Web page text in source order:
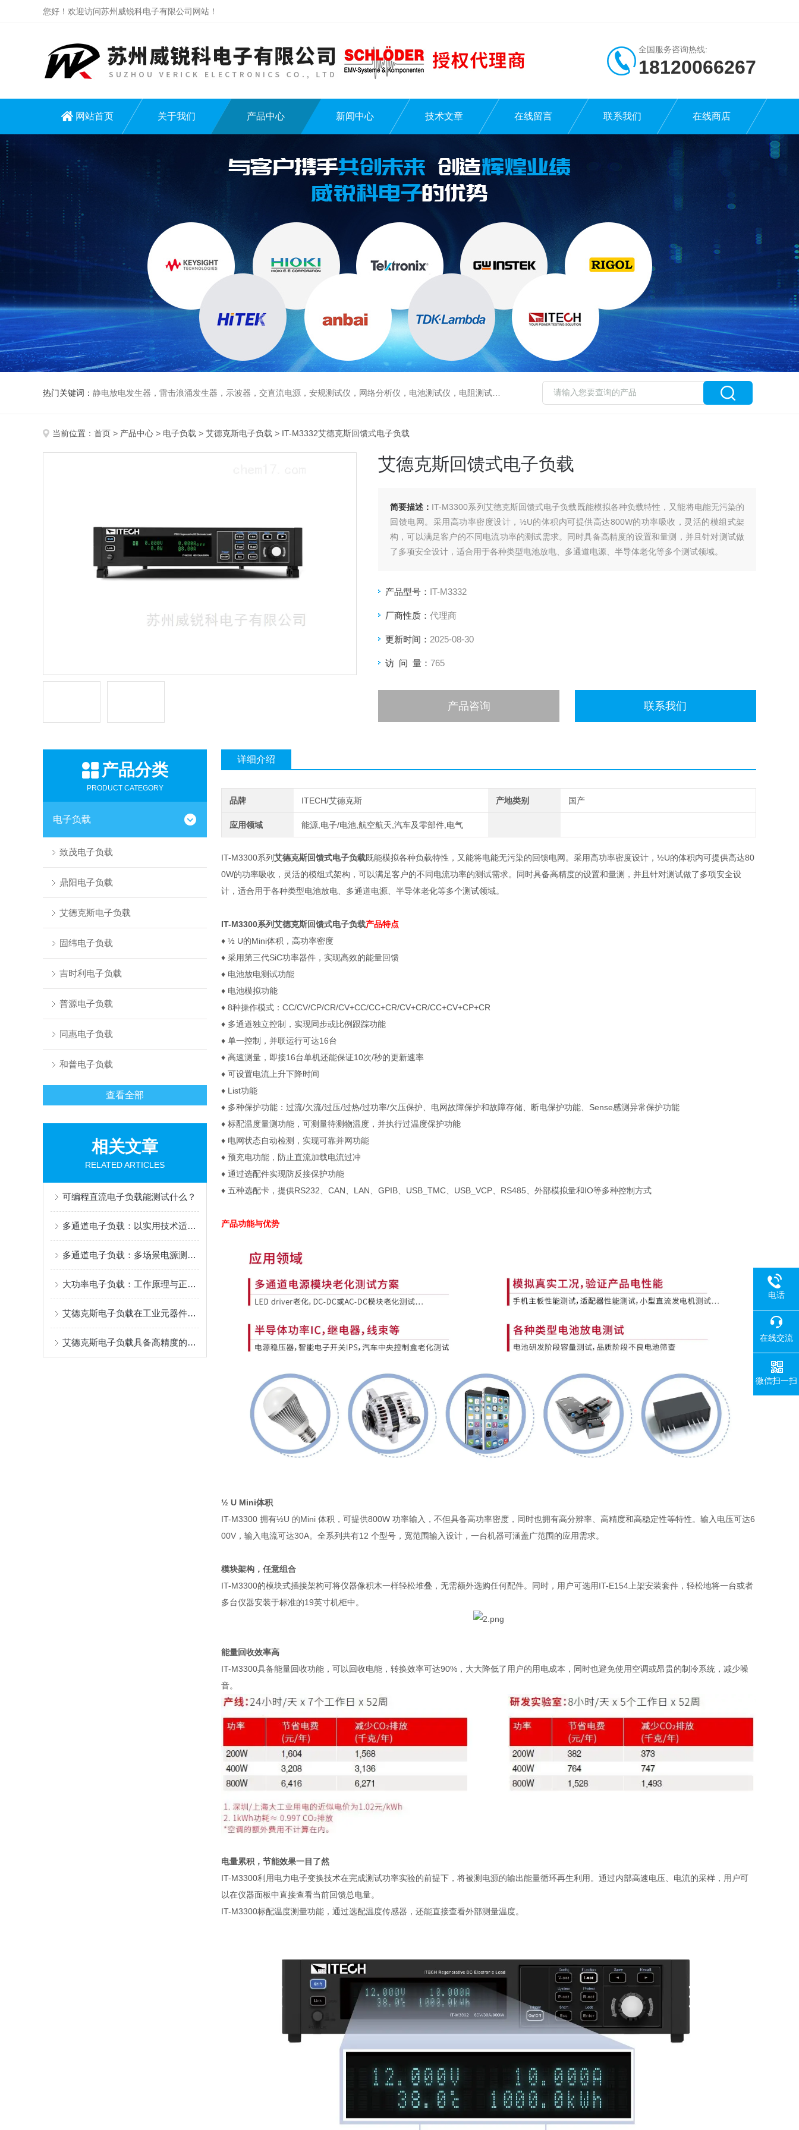
您好！欢迎访问苏州威锐科电子有限公司网站！
全国服务咨询热线:
18120066267
网站首页 关于我们 产品中心 新闻中心 技术文章 在线留言 联系我们 在线商店
热门关键词： 静电放电发生器，雷击浪涌发生器，示波器，交直流电源，安规测试仪，网络分析仪，电池测试仪，电阻测试仪，数据采集仪
当前位置： 首页 > 产品中心 > 电子负载 > 艾德克斯电子负载 > IT-M3332艾德克斯回馈式电子负载
艾德克斯回馈式电子负载
简要描述： IT-M3300系列艾德克斯回馈式电子负载既能模拟各种负载特性，又能将电能无污染的
回馈电网。采用高功率密度设计，½U的体积内可提供高达800W的功率吸收，灵活的模组式架
构，可以满足客户的不同电流功率的测试需求。同时具备高精度的设置和量测，并且针对测试做
了多项安全设计，适合用于各种类型电池放电、多通道电源、半导体老化等多个测试领域。
产品型号： IT-M3332
厂商性质： 代理商
更新时间： 2025-08-30
访 问 量： 765
产品咨询 联系我们
产品分类
PRODUCT CATEGORY
电子负载
致茂电子负载
鼎阳电子负载
艾德克斯电子负载
固纬电子负载
吉时利电子负载
普源电子负载
同惠电子负载
和普电子负载
查看全部
相关文章
RELATED ARTICLES
可编程直流电子负载能测试什么？
多通道电子负载：以实用技术适配多元测试需求
多通道电子负载：多场景电源测试的效率“加速器”
大功率电子负载：工作原理与正确使用指南
艾德克斯电子负载在工业元器件、老化测试等领域中的用途
艾德克斯电子负载具备高精度的输出和量测
详细介绍
品牌 ITECH/艾德克斯 产地类别 国产
应用领域 能源,电子/电池,航空航天,汽车及零部件,电气
IT-M3300系列艾德克斯回馈式电子负载既能模拟各种负载特性，又能将电能无污染的回馈电网。采用高功率密度设计，½U的体积内可提供高达80
0W的功率吸收，灵活的模组式架构，可以满足客户的不同电流功率的测试需求。同时具备高精度的设置和量测，并且针对测试做了多项安全设
计，适合用于各种类型电池放电、多通道电源、半导体老化等多个测试领域。
IT-M3300系列艾德克斯回馈式电子负载产品特点
♦ ½ U的Mini体积，高功率密度
♦ 采用第三代SiC功率器件，实现高效的能量回馈
♦ 电池放电测试功能
♦ 电池模拟功能
♦ 8种操作模式： CC/CV/CP/CR/CV+CC/CC+CR/CV+CR/CC+CV+CP+CR
♦ 多通道独立控制，实现同步或比例跟踪功能
♦ 单一控制，并联运行可达16台
♦ 高速测量，即接16台单机还能保证10次/秒的更新速率
♦ 可设置电流上升下降时间
♦ List功能
♦ 多种保护功能：过流/欠流/过压/过热/过功率/欠压保护、电网故障保护和故障存储、断电保护功能、 Sense感测异常保护功能
♦ 标配温度量测功能，可测量待测物温度，并执行过温度保护功能
♦ 电网状态自动检测，实现可靠并网功能
♦ 预充电功能，防止直流加载电流过冲
♦ 通过选配件实现防反接保护功能
♦ 五种选配卡，提供RS232 CAN LAN GPIB USB_TMC USB_VCP RS485 、外部模拟量和IO等多种控制方式
产品功能与优势
½ U Mini体积
IT-M3300 拥有½U 的Mini 体积，可提供800W 功率输入，不但具备高功率密度，同时也拥有高分辨率、高精度和高稳定性等特性。输入电压可达6
00V ，输入电流可达30A。全系列共有12 个型号，宽范围输入设计，一台机器可涵盖广范围的应用需求。
模块架构，任意组合
IT-M3300的模块式插接架构可将仪器像积木一样轻松堆叠，无需额外选购任何配件。同时，用户可选用IT-E154 上架安装套件，轻松地将一台或者
多台仪器安装于标准的19英寸机柜中。
能量回收效率高
IT-M3300具备能量回收功能，可以回收电能，转换效率可达90% ，大大降低了用户的用电成本，同时也避免使用空调或昂贵的制冷系统，减少噪
音。
电量累积，节能效果一目了然
IT-M3300利用电力电子变换技术在完成测试功率实验的前提下，将被测电源的输出能量循环再生利用。通过内部高速电压、电流的采样，用户可
以在仪器面板中直接查看当前回馈总电量。
IT-M3300标配温度测量功能，通过选配温度传感器，还能直接查看外部测量温度。
电话
在线交流
微信扫一扫